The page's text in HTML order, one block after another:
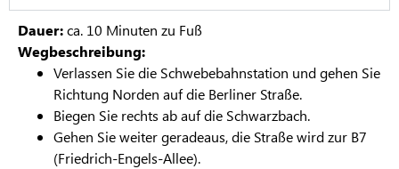
Dauer:ca. 10 Minuten zu Fuß
Wegbeschreibung:
Verlassen Sie die Schwebebahnstation und gehen Sie
Richtung Norden auf die Berliner Straße.
Biegen Sie rechts ab auf die Schwarzbach.
Gehen Sie weiter geradeaus, die Straße wird zur B7
(Friedrich-Engels-Allee).